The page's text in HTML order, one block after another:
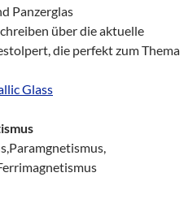
Panzerglas
über die aktuelle
die perfekt zum Thema
Glass